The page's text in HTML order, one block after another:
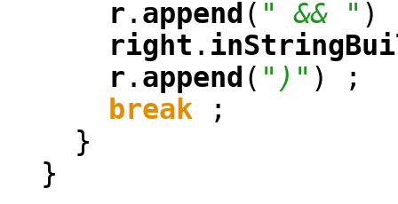
r . append ( " && " )
right .
r . append ( ")" ) ;
break ;
}
}